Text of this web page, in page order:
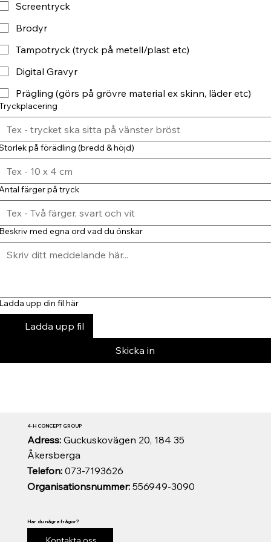
Screentryck
Brodyr
Tampotryck (tryck på metell/plast etc)
Digital Gravyr
Prägling (görs på grövre material ex skinn, läder etc)
på förädling (bredd & höjd)
färger på tryck
med egna ord vad du önskar
upp din fil här
Ladda upp fil
Skicka in
Organisationsnummer:556949-3090
Telefon:073-7193626
Adress: Guckuskovägen 20, 184 35
Åkersberga
4-H CONCEPT GROUP
Har du några frågor?